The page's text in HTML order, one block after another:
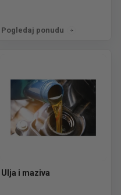
Pogledaj ponudu
Ulja i maziva